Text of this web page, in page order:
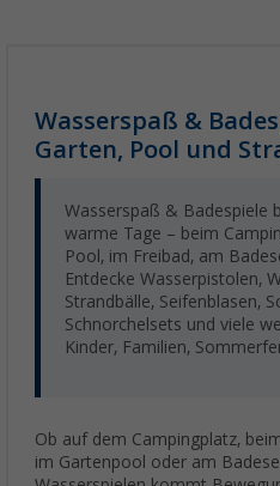
Wasserspaß &
Garten, Pool und
Wasserspaß & Badespiele
warme Tage – beim
Pool, im Freibad, am
Entdecke Wasserpistolen,
Strandbälle, Seifenblasen,
Schnorchelsets und viele
Kinder, Familien,
Ob auf dem Campingplatz,
im Gartenpool oder am